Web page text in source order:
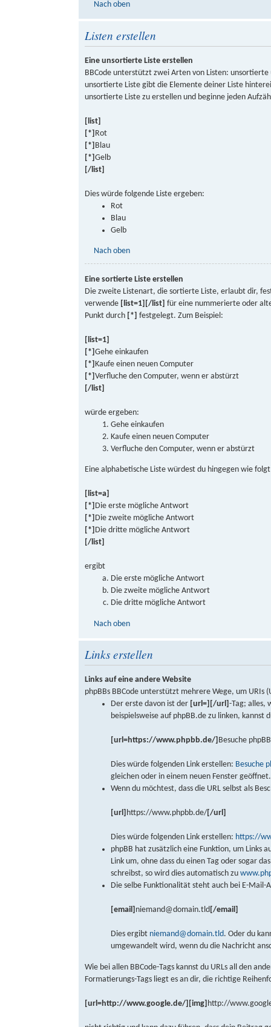
Nach oben
Listen erstellen
Eine unsortierte Liste erstellen
BBCode unterstützt zwei Arten von Listen:
unsortierte Liste gibt die Elemente deiner Liste
unsortierte Liste zu erstellen und beginne jeden
[list]
[*] Rot
[*] Blau
[*] Gelb
[/list]
Dies würde folgende Liste ergeben:
Rot
Blau
Gelb
Nach oben
Eine sortierte Liste erstellen
Die zweite Listenart, die sortierte Liste, erlaubt dir,
verwende [list=1][/list] für eine nummerierte oder
Punkt durch [*] festgelegt. Zum Beispiel:
[list=1]
[*] Gehe einkaufen
[*] Kaufe einen neuen Computer
[*] Verfluche den Computer, wenn er abstürzt
[/list]
würde ergeben:
Gehe einkaufen
Kaufe einen neuen Computer
Verfluche den Computer, wenn er abstürzt
Eine alphabetische Liste würdest du hingegen wie
[list=a]
[*] Die erste mögliche Antwort
[*] Die zweite mögliche Antwort
[*] Die dritte mögliche Antwort
[/list]
ergibt
Die erste mögliche Antwort
Die zweite mögliche Antwort
Die dritte mögliche Antwort
Nach oben
Links erstellen
Links auf eine andere Website
phpBBs BBCode unterstützt mehrere Wege, um URIs
Der erste davon ist der [url=][/url]-Tag; alles,
beispielsweise auf phpBB.de zu linken, kannst
[url=https://www.phpbb.de/] Besuche
Dies würde folgenden Link erstellen: Besuche
gleichen oder in einem neuen Fenster geöffnet.
Wenn du möchtest, dass die URL selbst als
[url] https://www.phpbb.de/[/url]
Dies würde folgenden Link erstellen: https://
phpBB hat zusätzlich eine Funktion, um Links
Link um, ohne dass du einen Tag oder sogar
schreibst, so wird dies automatisch zu
Die selbe Funktionalität steht auch bei E-Mail-
[email] niemand@domain.tld[/email]
Dies ergibt niemand@domain.tld. Oder du
umgewandelt wird, wenn du die Nachricht
Wie bei allen BBCode-Tags kannst du URLs all den
Formatierungs-Tags liegt es an dir, die richtige
[url=http://www.google.de/][img] http://